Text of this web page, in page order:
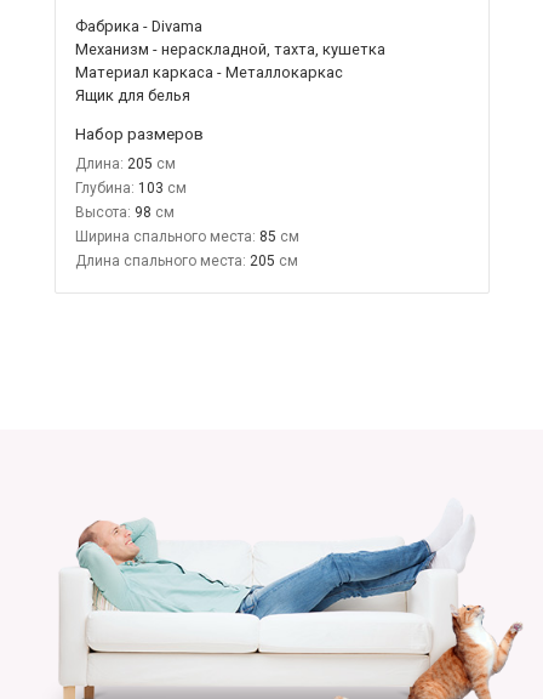
Фабрика - Divama
Механизм - нераскладной, тахта, кушетка
Материал каркаса - Металлокаркас
Ящик для белья
Набор размеров
Длина: 205
Глубина: 103
Высота: 98
Ширина спального места: 85
Длина спального места: 205